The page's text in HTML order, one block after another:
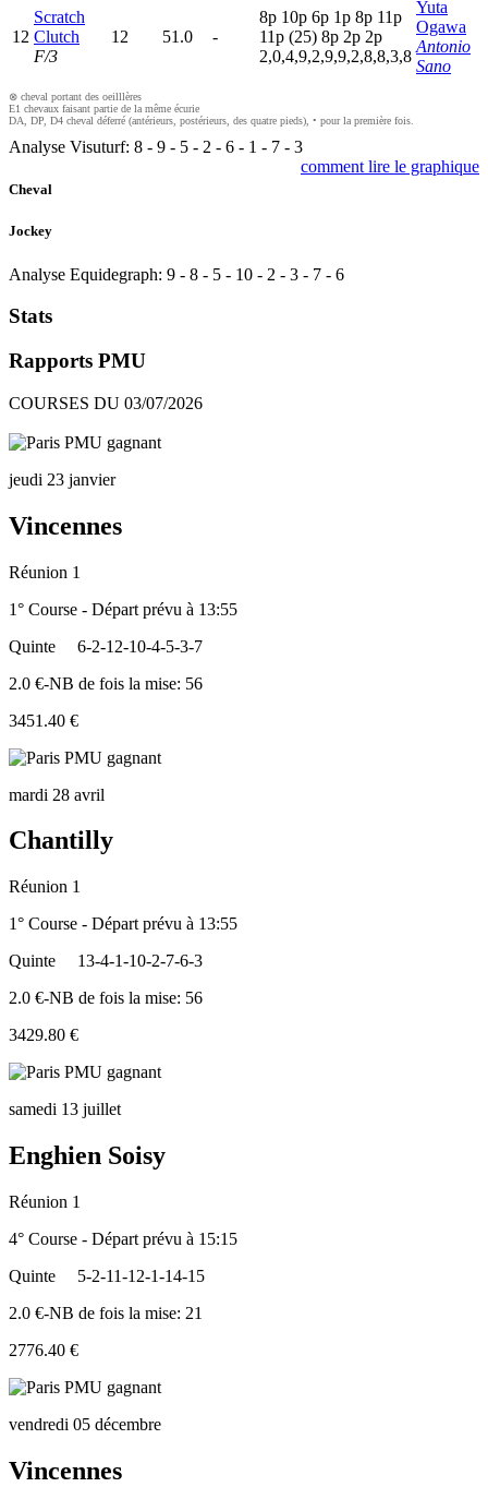
12
Scratch
Clutch
F/3
12 51.0 -
8p 10p 6p 1p 8p 11p
11p (25) 8p 2p 2p
2,0,4,9,2,9,9,2,8,8,3,8
Yuta
Ogawa
Antonio
Sano
⊗ cheval portant des oeilllères
E1 chevaux faisant partie de la même écurie
DA, DP, D4 cheval déferré (antérieurs, postérieurs, des quatre pieds), • pour la première fois.
Analyse Visuturf: 8 - 9 - 5 - 2 - 6 - 1 - 7 - 3
comment lire le graphique
Cheval
Jockey
Analyse Equidegraph: 9 - 8 - 5 - 10 - 2 - 3 - 7 - 6
Stats
Rapports PMU
COURSES DU 03/07/2026
jeudi 23 janvier
Vincennes
Réunion 1
1° Course - Départ prévu à 13:55
Quinte
6-2-12-10-4-5-3-7
2.0 €-NB de fois la mise: 56
3451.40 €
mardi 28 avril
Chantilly
Réunion 1
1° Course - Départ prévu à 13:55
Quinte
13-4-1-10-2-7-6-3
2.0 €-NB de fois la mise: 56
3429.80 €
samedi 13 juillet
Enghien Soisy
Réunion 1
4° Course - Départ prévu à 15:15
Quinte
5-2-11-12-1-14-15
2.0 €-NB de fois la mise: 21
2776.40 €
vendredi 05 décembre
Vincennes